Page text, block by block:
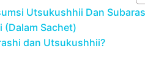
Utsukushhii Dan
(Dalam Sachet)
dan Utsukushhii?